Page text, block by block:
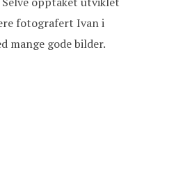
fotografert Ivan i
mange gode bilder.